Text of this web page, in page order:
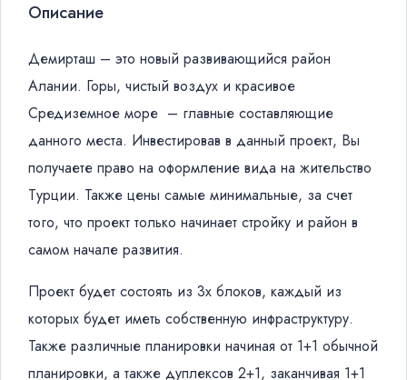
Описание
Демирташ – это новый развивающийся район
Алании. Горы, чистый воздух и красивое
Средиземное море – главные составляющие
данного места. Инвестировав в данный проект, Вы
получаете право на оформление вида на жительство
Турции. Также цены самые минимальные, за счет
того, что проект только начинает стройку и район в
самом начале развития.
Проект будет состоять из 3х блоков, каждый из
которых будет иметь собственную инфраструктуру.
Также различные планировки начиная от 1+1 обычной
планировки, а также дуплексов 2+1, заканчивая 1+1